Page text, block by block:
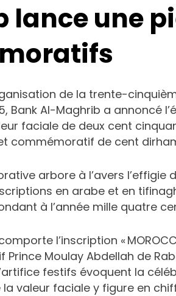
lance une
de la trente-
Bank Al-Maghrib a annoncé
faciale de deux cent
commémoratif de cent
arbore à l’avers l’effigie
en arabe et en
à l’année mille quatre
l’inscription «
Prince Moulay Abdellah de
festifs évoquent la
la valeur faciale y figure en